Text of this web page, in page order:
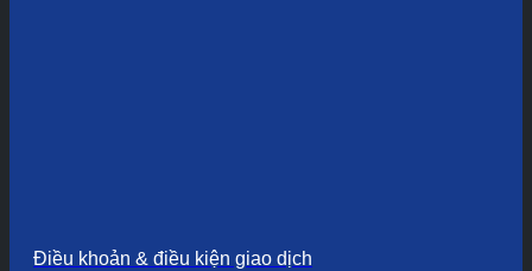
Điều khoản & điều kiện giao dịch